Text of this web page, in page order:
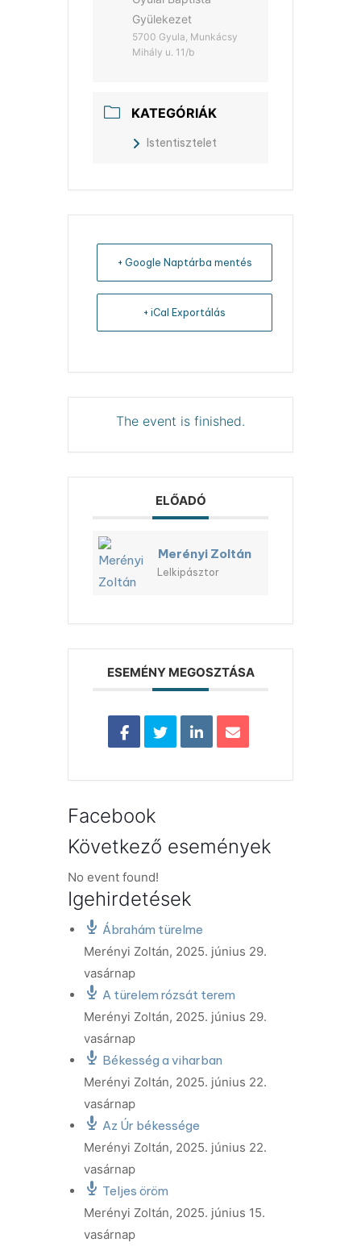
Gyülekezet
5700 Gyula, Munkácsy
Mihály u. 11/b
KATEGÓRIÁK
Istentisztelet
+ Google Naptárba mentés
+ iCal Exportálás
The event is finished.
ELŐADÓ
Merényi Zoltán
Lelkipásztor
ESEMÉNY MEGOSZTÁSA
Facebook
Következő események
No event found!
Igehirdetések
Ábrahám türelme
Merényi Zoltán, 2025. június 29.
vasárnap
A türelem rózsát terem
Merényi Zoltán, 2025. június 29.
vasárnap
Békesség a viharban
Merényi Zoltán, 2025. június 22.
vasárnap
Az Úr békessége
Merényi Zoltán, 2025. június 22.
vasárnap
Teljes öröm
Merényi Zoltán, 2025. június 15.
vasárnap